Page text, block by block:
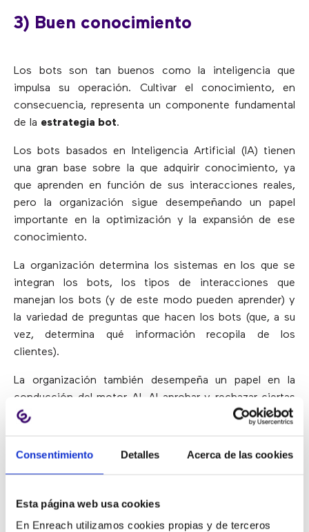
Consentimiento Detalles Acerca de las cookies
Esta página web usa cookies
En Enreach utilizamos cookies propias y de terceros
3) Buen conocimiento
Los bots son tan buenos como la inteligencia que
impulsa su operación. Cultivar el conocimiento, en
consecuencia, representa un componente fundamental
de la estrategia bot.
Los bots basados en Inteligencia Artificial (IA) tienen
una gran base sobre la que adquirir conocimiento, ya
que aprenden en función de sus interacciones reales,
pero la organización sigue desempeñando un papel
importante en la optimización y la expansión de ese
conocimiento.
La organización determina los sistemas en los que se
integran los bots, los tipos de interacciones que
manejan los bots (y de este modo pueden aprender) y
la variedad de preguntas que hacen los bots (que, a su
vez, determina qué información recopila de los
clientes).
La organización también desempeña un papel en la
conducción del motor AI. Al aprobar y rechazar ciertas
respuestas, la mano humana condiciona el
4) Reentrenamiento de los
agentes